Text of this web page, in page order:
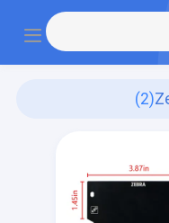
(2)